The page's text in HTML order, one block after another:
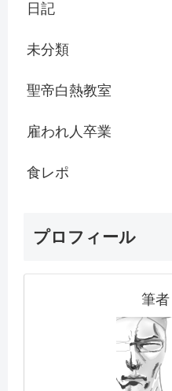
日記
未分類
聖帝白熱教室
雇われ人卒業
食レポ
プロフィール
筆者